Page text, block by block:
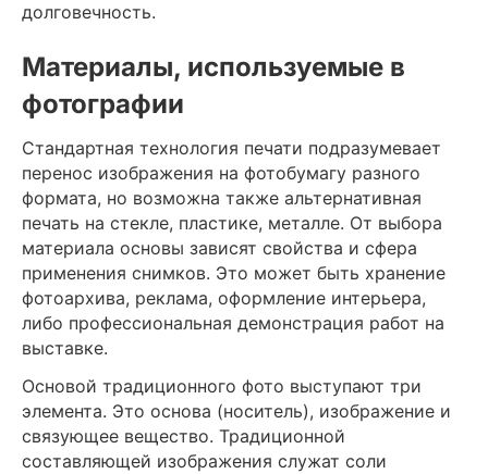
долговечность.
Материалы, используемые в
фотографии
Стандартная технология печати подразумевает
перенос изображения на фотобумагу разного
формата, но возможна также альтернативная
печать на стекле, пластике, металле. От выбора
материала основы зависят свойства и сфера
применения снимков. Это может быть хранение
фотоархива, реклама, оформление интерьера,
либо профессиональная демонстрация работ на
выставке.
Основой традиционного фото выступают три
элемента. Это основа (носитель), изображение и
связующее вещество. Традиционной
составляющей изображения служат соли